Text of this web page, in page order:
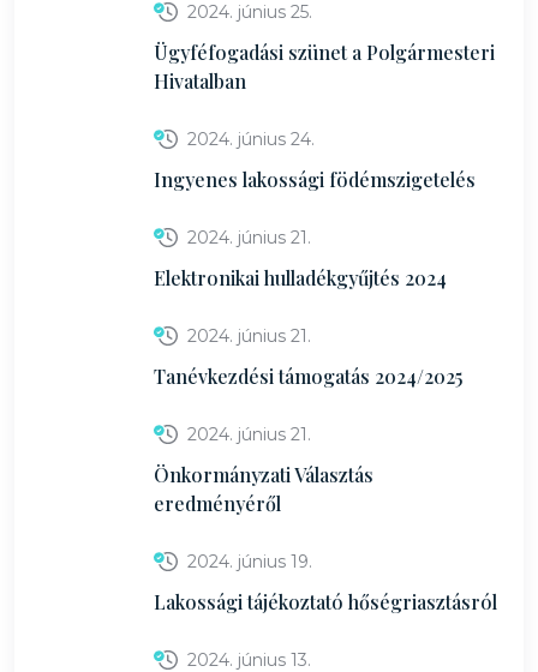
2024. június 25.
Ügyféfogadási szünet a Polgármesteri
Hivatalban
2024. június 24.
Ingyenes lakossági födémszigetelés
2024. június 21.
Elektronikai hulladékgyűjtés 2024
2024. június 21.
Tanévkezdési támogatás 2024/2025
2024. június 21.
Önkormányzati Választás
eredményéről
2024. június 19.
Lakossági tájékoztató hőségriasztásról
2024. június 13.